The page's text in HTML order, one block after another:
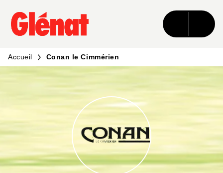
MENU RECHERCHE CONTENU
PIED DE PAGE
Accueil Conan le Cimmérien